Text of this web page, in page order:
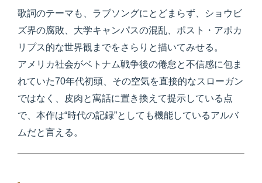
歌詞のテーマも、ラブソングにとどまらず、ショウビ
ズ界の腐敗、大学キャンパスの混乱、ポスト・アポカ
リプス的な世界観までをさらりと描いてみせる。
アメリカ社会がベトナム戦争後の倦怠と不信感に包ま
れていた70年代初頭、その空気を直接的なスローガン
ではなく、皮肉と寓話に置き換えて提示している点
で、本作は“時代の記録”としても機能しているアルバ
ムだと言える。